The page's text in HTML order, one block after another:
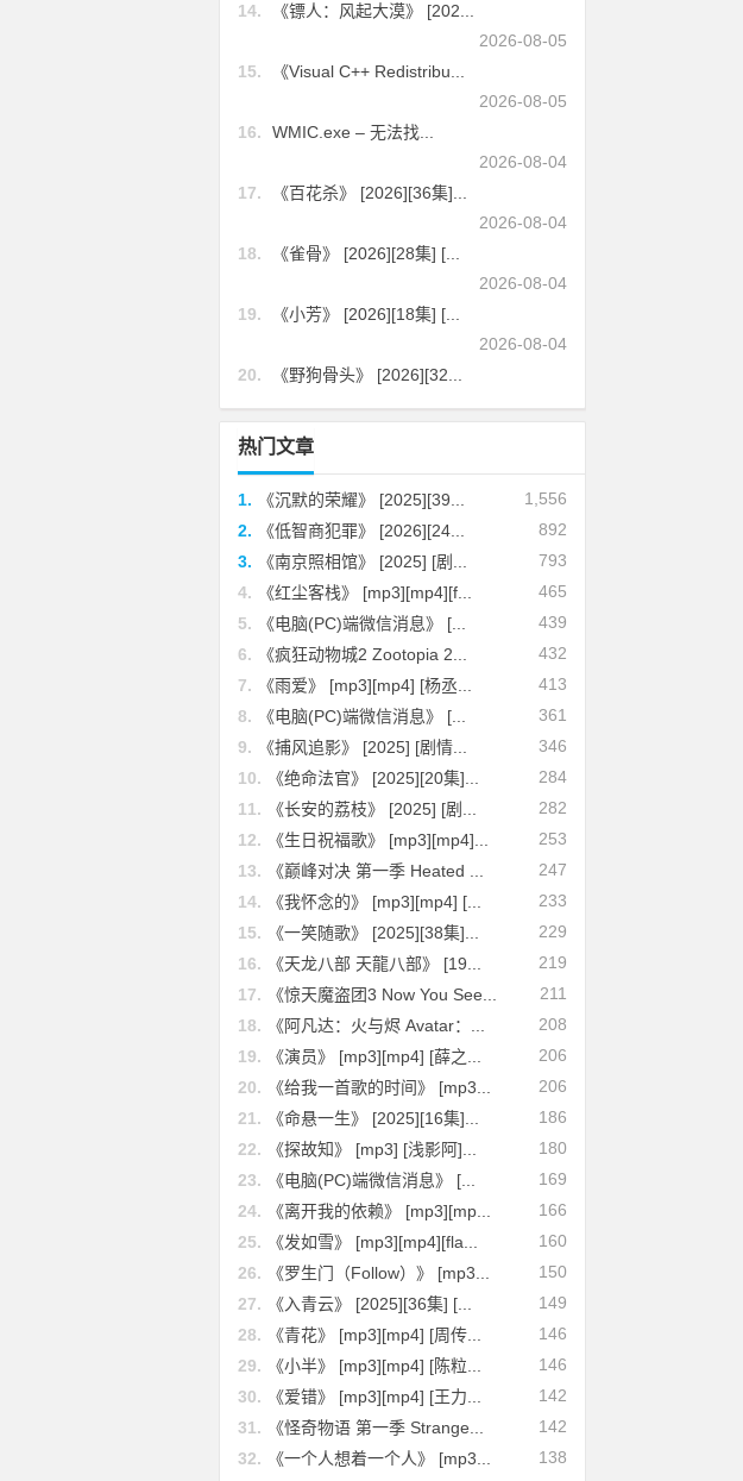
14.
《镖人：风起大漠》 [202...
2026-08-05
15.
《Visual C++ Redistribu...
2026-08-05
16.
WMIC.exe – 无法找...
2026-08-04
17.
《百花杀》 [2026][36集]...
2026-08-04
18.
《雀骨》 [2026][28集] [...
2026-08-04
19.
《小芳》 [2026][18集] [...
2026-08-04
20.
《野狗骨头》 [2026][32...
热门文章
1,556
1.
《沉默的荣耀》 [2025][39...
892
2.
《低智商犯罪》 [2026][24...
793
3.
《南京照相馆》 [2025] [剧...
465
4.
《红尘客栈》 [mp3][mp4][f...
439
5.
《电脑(PC)端微信消息》 [...
432
6.
《疯狂动物城2 Zootopia 2...
413
7.
《雨爱》 [mp3][mp4] [杨丞...
361
8.
《电脑(PC)端微信消息》 [...
346
9.
《捕风追影》 [2025] [剧情...
284
10.
《绝命法官》 [2025][20集]...
282
11.
《长安的荔枝》 [2025] [剧...
253
12.
《生日祝福歌》 [mp3][mp4]...
247
13.
《巅峰对决 第一季 Heated ...
233
14.
《我怀念的》 [mp3][mp4] [...
229
15.
《一笑随歌》 [2025][38集]...
219
16.
《天龙八部 天龍八部》 [19...
211
17.
《惊天魔盗团3 Now You See...
208
18.
《阿凡达：火与烬 Avatar：...
206
19.
《演员》 [mp3][mp4] [薛之...
206
20.
《给我一首歌的时间》 [mp3...
186
21.
《命悬一生》 [2025][16集]...
180
22.
《探故知》 [mp3] [浅影阿]...
169
23.
《电脑(PC)端微信消息》 [...
166
24.
《离开我的依赖》 [mp3][mp...
160
25.
《发如雪》 [mp3][mp4][fla...
150
26.
《罗生门（Follow）》 [mp3...
149
27.
《入青云》 [2025][36集] [...
146
28.
《青花》 [mp3][mp4] [周传...
146
29.
《小半》 [mp3][mp4] [陈粒...
142
30.
《爱错》 [mp3][mp4] [王力...
142
31.
《怪奇物语 第一季 Strange...
138
32.
《一个人想着一个人》 [mp3...